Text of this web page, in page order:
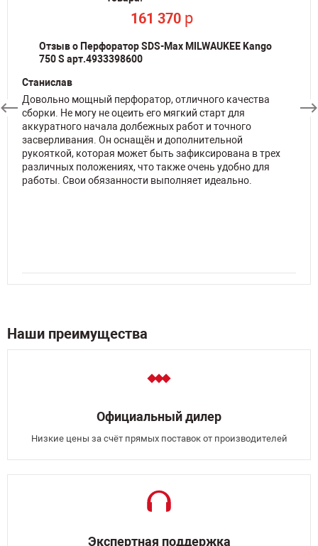
161 370 p
Отзыв о Перфоратор SDS-Max MILWAUKEE Kango
750 S арт.4933398600
Станислав
Довольно мощный перфоратор, отличного качества
сборки. Не могу не оцеить его мягкий старт для
аккуратного начала долбежных работ и точного
засверливания. Он оснащён и дополнительной
рукояткой, которая может быть зафиксирована в трех
различных положениях, что также очень удобно для
работы. Свои обязанности выполняет идеально.
161 370 p
По запросу
213 988 p
По запросу
Наши преимущества
Официальный дилер
Низкие цены за счёт прямых поставок от производителей
Экспертная поддержка